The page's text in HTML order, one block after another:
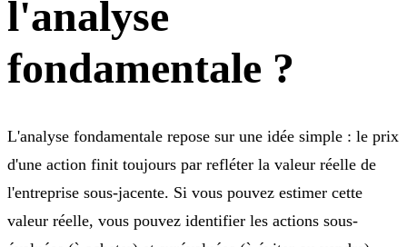
l'analyse
fondamentale ?
L'analyse fondamentale repose sur une idée simple : le prix
d'une action finit toujours par refléter la valeur réelle de
l'entreprise sous-jacente. Si vous pouvez estimer cette
valeur réelle, vous pouvez identifier les actions sous-